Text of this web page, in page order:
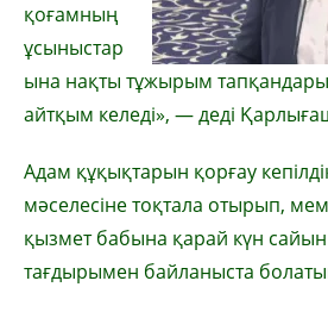
қоғамның
ұсыныстар
ына нақты тұжырым
айтқым келеді», — деді
Адам құқықтарын қорғау
мәселесіне тоқтала отырып,
қызмет бабына қарай күн
тағдырымен байланыста